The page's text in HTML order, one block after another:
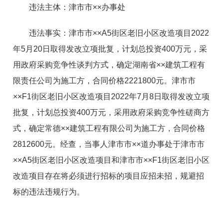
违法主体：津市市××办事处
违法事实：津市市××A5街区老旧小区改造项目2022
年5月20日取得发改立项批复，计划总投资400万元，采
用政府采购竞争性谈判方式，确定湖南省××建筑工程有
限责任公司为施工方，合同价格2221800元。津市市
××F1街区老旧小区改造项目2022年7月8日取得发改立项
批复，计划总投资400万元，采用政府采购竞争性磋商方
式，确定常德××建筑工程有限公司为施工方，合同价格
2812600元。经查，当事人津市市××道办事处于津市市
××A5街区老旧小区改造项目和津市市××F1街区老旧小区
改造项目存在将必须进行招标的项目应招未招，规避招
标的违法违规行为。